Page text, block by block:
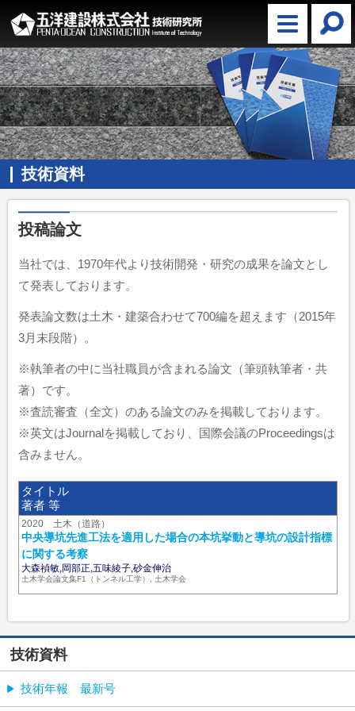
技術資料
投稿論文
当社では、1970年代より技術開発・研究の成果を論文とし
て発表しております。
発表論文数は土木・建築合わせて700編を超えます（2015年
3月末段階）。
※執筆者の中に当社職員が含まれる論文（筆頭執筆者・共
著）です。
※査読審査（全文）のある論文のみを掲載しております。
※英文はJournalを掲載しており、国際会議のProceedingsは
含みません。
タイトル
著者 等
2020 土木（道路）
中央導坑先進工法を適用した場合の本坑挙動と導坑の設計指標
に関する考察
大森禎敏,岡部正,五味綾子,砂金伸治
土木学会論文集F1（トンネル工学）, 土木学会
技術資料
技術年報 最新号